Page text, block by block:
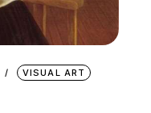
VISUAL ART